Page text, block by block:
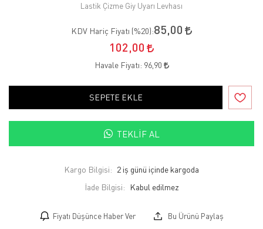
Lastik Çizme Giy Uyarı Levhası
KDV Hariç Fiyatı (%20):85,00
102,00
Havale Fiyatı: 96,90
SEPETE EKLE
TEKLIF AL
Kargo Bilgisi: 2 iş günü içinde kargoda
İade Bilgisi:
Fiyatı Düşünce Haber Ver Bu Ürünü Paylaş